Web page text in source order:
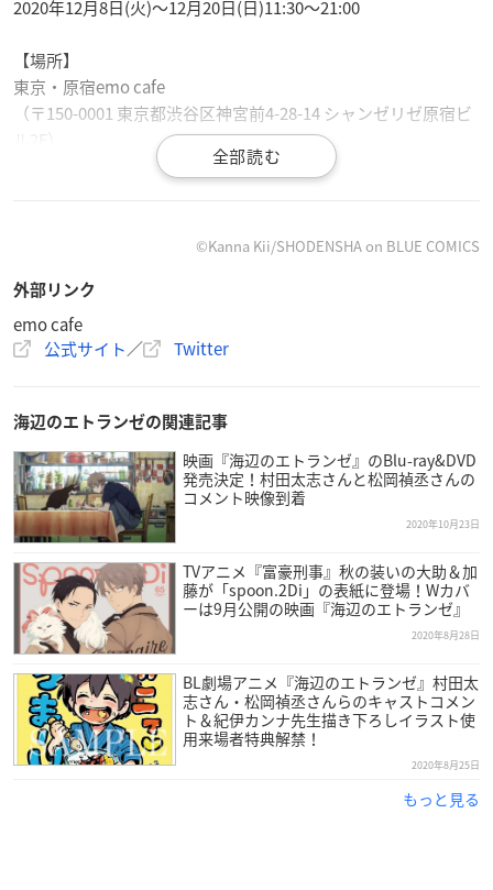
2020年12月8日(火)～12月20日(日)11:30～21:00
【場所】
東京・原宿emo cafe
（〒150-0001 東京都渋谷区神宮前4-28-14 シャンゼリゼ原宿ビ
「海辺のエトランゼカフェ」の開催が決定しました👏⛱✨
気になるメニュー、特典、オリジナルグッズの情報は随時
お知らせいたします！続報をお楽しみに🌟https://t.co/ueO
K6dtbCf#海辺のエトランゼ #紀伊カンナ
m/OHiW1mrP4K
— emo cafe (@emocafe_collabo)November 20, 2020
【✨🏝コラボ詳細🏝✨】
お待たせいたしました！
クレープカフェ#emocafeにて12/8(火)～12/20(日)開催の
「#海辺のエトランゼカフェ」の詳細が決定しました❣️
MENU/PRESENT/GOODSはこちら✨https://t.co/ueOK6dtb
Cf#紀伊カンナ先生描き下ろしがとってもかわいいです💕
©Kanna Kii/SHODENSHA on BLUE COMICS
外部リンク
emo cafe
公式サイト／ Twitter
海辺のエトランゼの関連記事
映画『海辺のエトランゼ』のBlu-ray&DVD
発売決定！村田太志さんと松岡禎丞さんの
コメント映像到着
2020年10月23日
TVアニメ『富豪刑事』秋の装いの大助＆加
藤が「spoon.2Di」の表紙に登場！Wカバ
ーは9月公開の映画『海辺のエトランゼ』
2020年8月28日
BL劇場アニメ『海辺のエトランゼ』村田太
志さん・松岡禎丞さんらのキャストコメン
ト＆紀伊カンナ先生描き下ろしイラスト使
用来場者特典解禁！
2020年8月25日
もっと見る